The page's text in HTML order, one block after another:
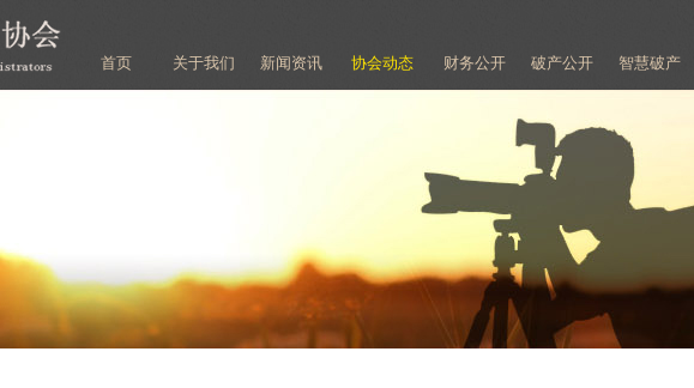
首页 关于我们 新闻资讯 协会动态 财务公开 破产公开 智慧破产